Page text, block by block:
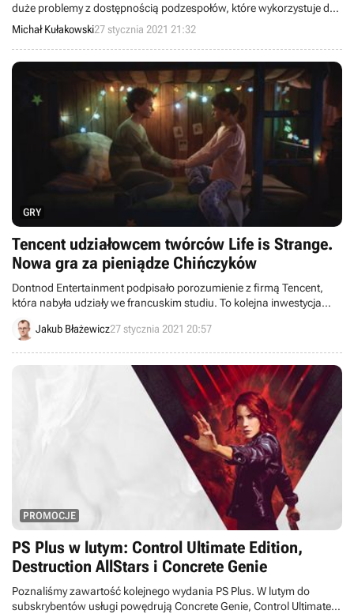
duże problemy z dostępnością podzespołów, które wykorzystuje do
produkcji układów graficznych, a także komponentów konsol Xbox
Series X/S oraz PlayStation 5.
Michał Kułakowski27 stycznia 2021 21:32
GRY
Tencent udziałowcem twórców Life is Strange.
Nowa gra za pieniądze Chińczyków
Dontnod Entertainment podpisało porozumienie z firmą Tencent,
która nabyła udziały we francuskim studiu. To kolejna inwestycja
chińskiego giganta w deweloperów z Zachodu.
Jakub Błażewicz27 stycznia 2021 20:57
PROMOCJE
PS Plus w lutym: Control Ultimate Edition,
Destruction AllStars i Concrete Genie
Poznaliśmy zawartość kolejnego wydania PS Plus. W lutym do
subskrybentów usługi powędrują Concrete Genie, Control Ultimate